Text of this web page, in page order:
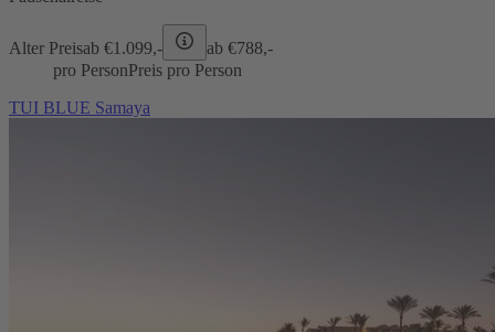
Alter Preisab €1.099,- ab €788,-
pro PersonPreis pro Person
TUI BLUE Samaya